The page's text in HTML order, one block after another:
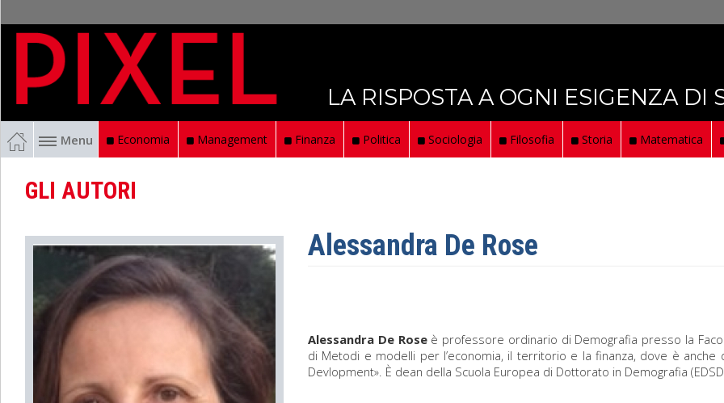
LA RISPOSTA A OGNI ESIGENZA DI
Menu Economia Management Finanza Politica Sociologia Filosofia Storia Matematica
GLI AUTORI
Alessandra De Rose
Alessandra De Roseè professore ordinario di Demografia presso la
di Metodi e modelli per l’economia, il territorio e la finanza, dove è anche
Devlopment». È dean della Scuola Europea di Dottorato in Demografia